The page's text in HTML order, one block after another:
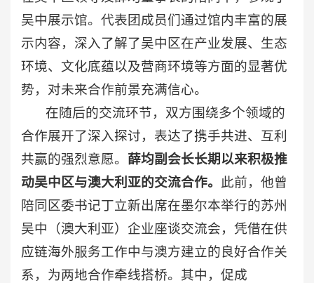
吴中展示馆。代表团成员们通过馆内丰富的展
示内容，深入了解了吴中区在产业发展、生态
环境、文化底蕴以及营商环境等方面的显著优
势，对未来合作前景充满信心。
在随后的交流环节，双方围绕多个领域的
合作展开了深入探讨，表达了携手共进、互利
共赢的强烈意愿。 薛均副会长长期以来积极推
动吴中区与澳大利亚的交流合作。 此前，他曾
陪同区委书记丁立新出席在墨尔本举行的苏州
吴中（澳大利亚）企业座谈交流会，凭借在供
应链海外服务工作中与澳方建立的良好合作关
系，为两地合作牵线搭桥。其中，促成